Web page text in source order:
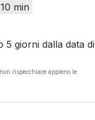
10 min
5 giorni dalla data di
rispecchiare appieno le